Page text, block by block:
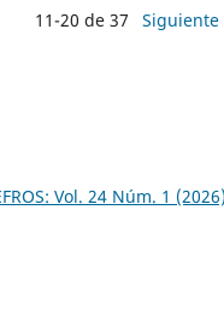
11-20 de 37 Siguiente
Vol. 24 Núm. 1